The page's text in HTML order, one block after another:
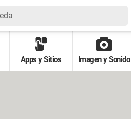
Apps y Sitios Imagen y Sonido